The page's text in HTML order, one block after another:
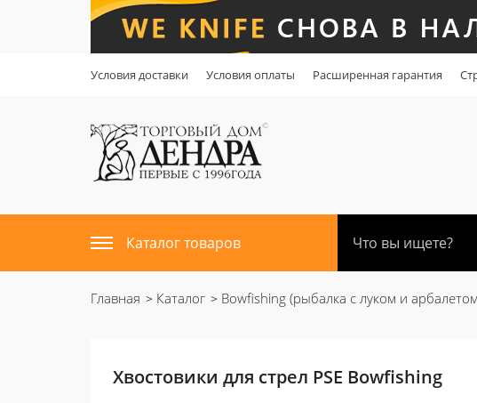
Условия доставки Условия оплаты Расширенная гарантия
Каталог товаров
Главная Каталог Bowfishing (рыбалка с луком и
Хвостовики для стрел PSE Bowfishing